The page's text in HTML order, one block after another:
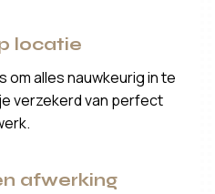
locatie
om alles nauwkeurig in te
verzekerd van perfect
afwerking